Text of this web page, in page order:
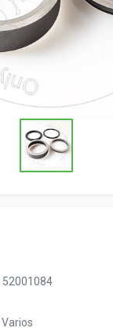
52001084
Varios